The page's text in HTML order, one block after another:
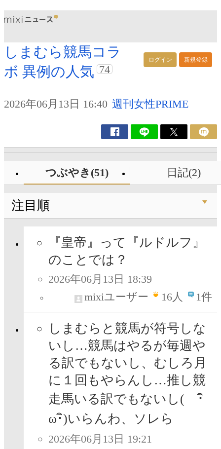
ログイン 新規登録
しまむら競馬コラ
ボ 異例の人気 74
2026年06月13日 16:40 週刊女性PRIME
つぶやき(51) 日記(2)
注目順
『皇帝』って『ルドルフ』
のことでは？
2026年06月13日 18:39
mixiユーザー
16人 1件
しまむらと競馬が符号しな
いし…競馬はやるが毎週や
る訳でもないし、むしろ月
に１回もやらんし…推し競
走馬いる訳でもないし( ･ิ
ω･ิ)いらんわ、ソレら
2026年06月13日 19:21